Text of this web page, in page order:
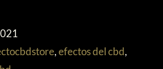
,efectos del cbd,